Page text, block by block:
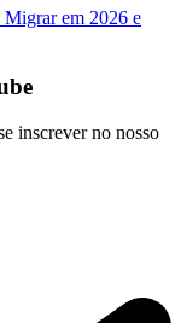
em 2026 e
inscrever no nosso